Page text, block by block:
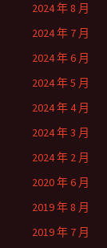
2024 年 8 月
2024 年 7 月
2024 年 6 月
2024 年 5 月
2024 年 4 月
2024 年 3 月
2024 年 2 月
2020 年 6 月
2019 年 8 月
2019 年 7 月